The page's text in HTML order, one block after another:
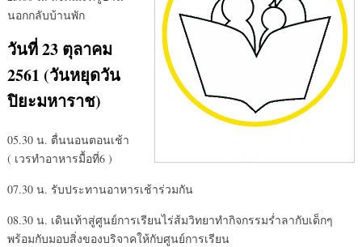
นอกกลับบ้านพัก
วันที่ 23 ตุลาคม
2561 (วันหยุดวัน
ปิยะมหาราช)
05.30 น. ตื่นนอนตอนเช้า
( เวรทำอาหารมื้อที่6 )
07.30 น. รับประทานอาหารเช้าร่วมกัน
08.30 น. เดินเท้าสู่ศูนย์การเรียนไร่ส้มวิทยาทำกิจกรรมร่ำลากับเด็กๆ
พร้อมกับมอบสิ่งของบริจาคให้กับศูนย์การเรียน